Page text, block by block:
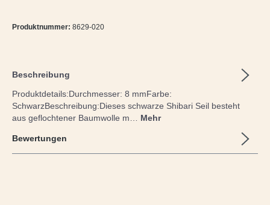
Produktnummer: 8629-020
Beschreibung
Produktdetails:Durchmesser: 8 mmFarbe:
SchwarzBeschreibung:Dieses schwarze Shibari Seil besteht
aus geflochtener Baumwolle m… Mehr
Bewertungen